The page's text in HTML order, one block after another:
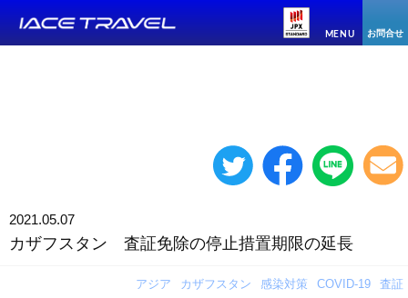
MENU お問合せ
2021.05.07
カザフスタン 査証免除の停止措置期限の延長
アジア カザフスタン 感染対策 COVID-19 査証